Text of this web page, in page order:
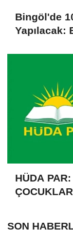
Bingöl'de
Yapılacak:
HÜDA
SON